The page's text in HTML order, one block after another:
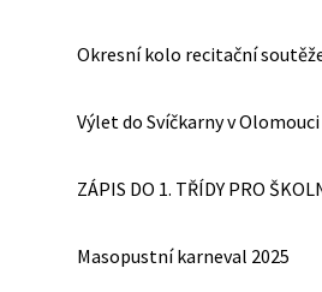
Okresní kolo recitační
Výlet do Svíčkarny v Olomouci
ZÁPIS DO 1. TŘÍDY PRO
Masopustní karneval 2025